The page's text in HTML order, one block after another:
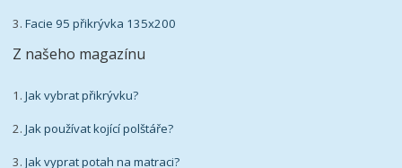
3.Facie 95 přikrývka 135x200
Z našeho magazínu
1.Jak vybrat přikrývku?
2.Jak používat kojící polštáře?
3.Jak vyprat potah na matraci?